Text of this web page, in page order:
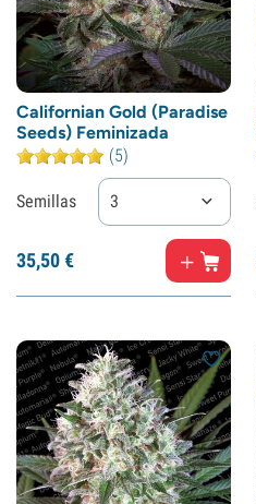
Californian Gold (Paradise
Seeds) Feminizada
(5)
Semillas 3
35,50€